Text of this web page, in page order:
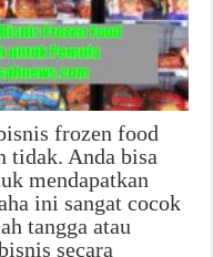
frozen food
tidak. Anda bisa
mendapatkan
ini sangat cocok
tangga atau
secara